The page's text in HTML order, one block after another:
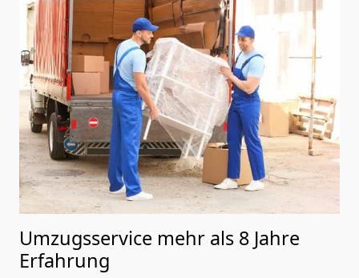
Umzugsservice mehr als 8 Jahre
Erfahrung